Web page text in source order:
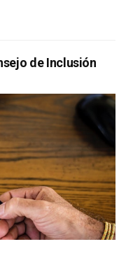
de Inclusión